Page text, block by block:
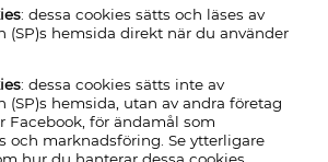
: dessa cookies sätts och läses av
(SP)s hemsida direkt när du använder
: dessa cookies sätts inte av
(SP)s hemsida, utan av andra företag
Facebook, för ändamål som
och marknadsföring. Se ytterligare